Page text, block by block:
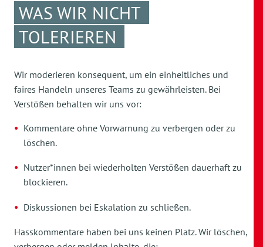
WAS WIR NICHT
TOLERIEREN
Wir moderieren konsequent, um ein einheitliches und
faires Handeln unseres Teams zu gewährleisten. Bei
Verstößen behalten wir uns vor:
Kommentare ohne Vorwarnung zu verbergen oder zu
löschen.
Nutzer*innen bei wiederholten Verstößen dauerhaft zu
blockieren.
Diskussionen bei Eskalation zu schließen.
Hasskommentare haben bei uns keinen Platz. Wir löschen,